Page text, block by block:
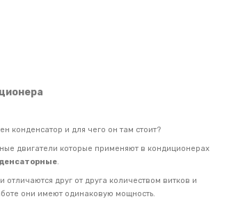
конденсатор и для чего он там стоит?
двигатели которые применяют в кондиционерах
.
друг от друга количеством витков и
они имеют одинаковую мощность.